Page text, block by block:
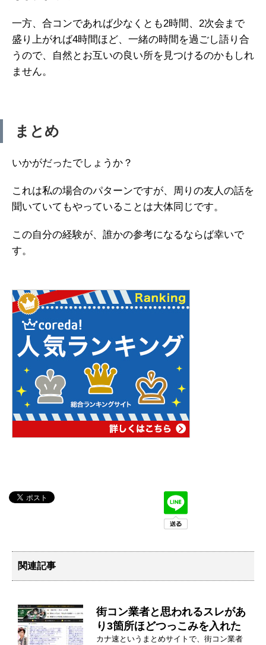
一方、合コンであれば少なくとも2時間、2次会まで
盛り上がれば4時間ほど、一緒の時間を過ごし語り合
うので、自然とお互いの良い所を見つけるのかもしれ
ません。
まとめ
いかがだったでしょうか？
これは私の場合のパターンですが、周りの友人の話を
聞いていてもやっていることは大体同じです。
この自分の経験が、誰かの参考になるならば幸いで
す。
関連記事
街コン業者と思われるスレがあ
り3箇所ほどつっこみを入れた
カナ速というまとめサイトで、街コン業者